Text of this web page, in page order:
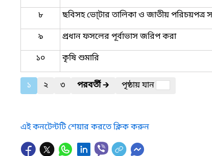
৮
ছবিসহ ভো্টার তালিকা ও জাতীয় পরিচয়পত্র
৯
প্রধান ফসলের পূর্বাভাস জরিপ করা
১০
কৃষি শুমারি
১ ২ ৩ পরবর্তী🡲
পৃষ্ঠায় যান
এই কনটেন্টটি শেয়ার করতে ক্লিক করুন